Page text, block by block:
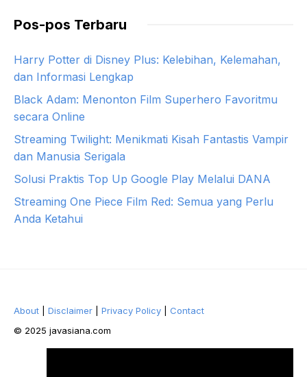
Pos-pos Terbaru
Harry Potter di Disney Plus: Kelebihan, Kelemahan,
dan Informasi Lengkap
Black Adam: Menonton Film Superhero Favoritmu
secara Online
Streaming Twilight: Menikmati Kisah Fantastis Vampir
dan Manusia Serigala
Solusi Praktis Top Up Google Play Melalui DANA
Streaming One Piece Film Red: Semua yang Perlu
Anda Ketahui
About Disclaimer Privacy Policy
Contact
© 2025 javasiana.com